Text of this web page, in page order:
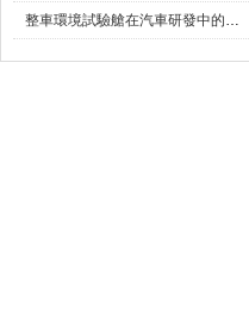
整車環境試驗艙在汽車研發中的作用